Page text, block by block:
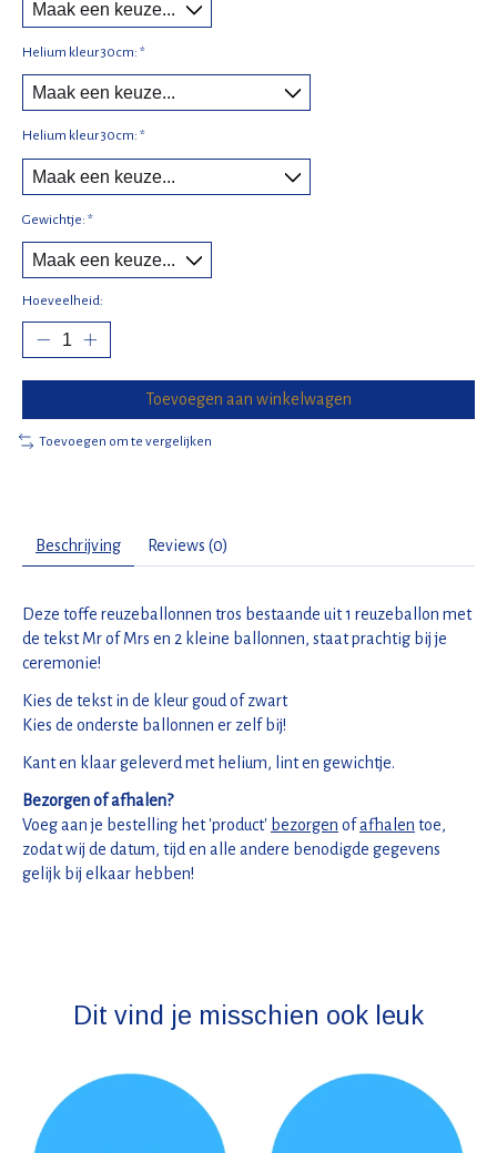
Helium kleur 30cm: *
Helium kleur 30cm: *
Gewichtje: *
Hoeveelheid:
Toevoegen aan winkelwagen
Toevoegen om te vergelijken
Beschrijving Reviews (0)
Deze toffe reuzeballonnen tros bestaande uit 1 reuzeballon met
de tekst Mr of Mrs en 2 kleine ballonnen, staat prachtig bij je
ceremonie!
Kies de tekst in de kleur goud of zwart
Kies de onderste ballonnen er zelf bij!
Kant en klaar geleverd met helium, lint en gewichtje.
Bezorgen of afhalen?
Voeg aan je bestelling het 'product' bezorgen ofafhalen toe,
zodat wij de datum, tijd en alle andere benodigde gegevens
gelijk bij elkaar hebben!
Dit vind je misschien ook leuk
Items van productcarrousel